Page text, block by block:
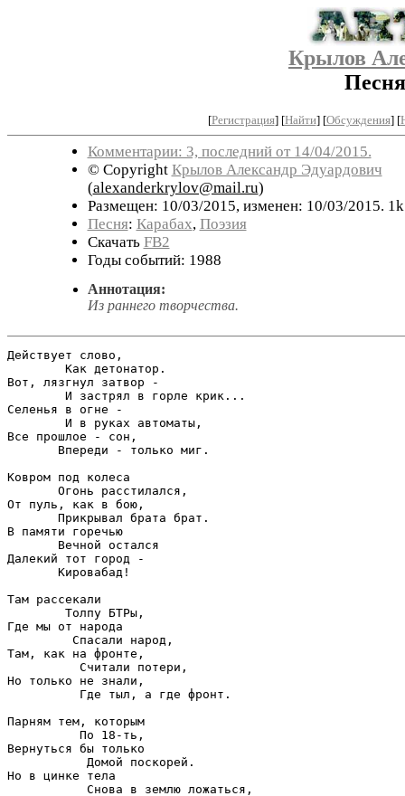
Крылов
[Регистрация] [Найти] [Обсуждения] [
Комментарии: 3, последний от 14/04/2015.
© Copyright Крылов Александр Эдуардович
(alexanderkrylov@mail.ru)
Размещен: 10/03/2015, изменен: 10/03/2015.
Песня: Карабах, Поэзия
Скачать FB2
Годы событий: 1988
Аннотация:
Из раннего творчества.
Действует слово,
        Как детонатор.
Вот, лязгнул затвор -
        И застрял в горле крик...
Селенья в огне -
        И в руках автоматы,
Все прошлое - сон,
       Впереди - только миг.
Ковром под колеса
       Огонь расстилался,
От пуль, как в бою,
       Прикрывал брата брат.
В памяти горечью
       Вечной остался
Далекий тот город -
       Кировабад!
Там рассекали
        Толпу БТРы,
Где мы от народа
         Спасали народ,
Там, как на фронте,
          Считали потери,
Но только не знали,
          Где тыл, а где фронт.
Парням тем, которым
          По 18-ть,
Вернуться бы только
           Домой поскорей.
Но в цинке тела
           Снова в землю ложаться,